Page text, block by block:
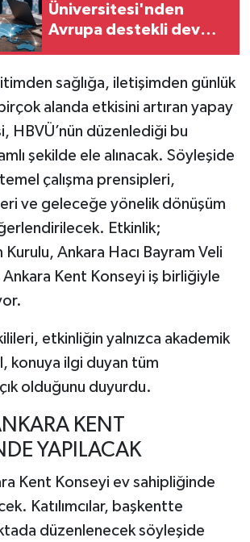
Üniversitesi'nden
Avrupa destekli dev
sağlığa, iletişimden günlük
alanda etkisini artıran yapay
HBVÜ’nün düzenlediği bu
şekilde ele alınacak. Söyleşide
çalışma prensipleri,
ve geleceğe yönelik dönüşüm
Etkinlik;
Kurulu, Ankara Hacı Bayram Veli
Kent Konseyi iş birliğiyle
etkinliğin yalnızca akademik
konuya ilgi duyan tüm
olduğunu duyurdu.
KENT
YAPILACAK
Kent Konseyi ev sahipliğinde
Katılımcılar, başkentte
düzenlenecek söyleşide